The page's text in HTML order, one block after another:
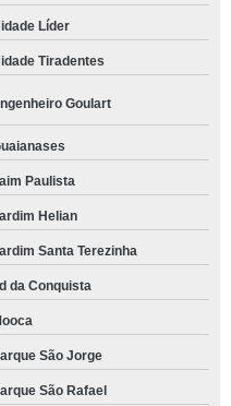
Líder
Tiradentes
Goulart
Paulista
Helian
Santa Terezinha
da Conquista
São Jorge
São Rafael